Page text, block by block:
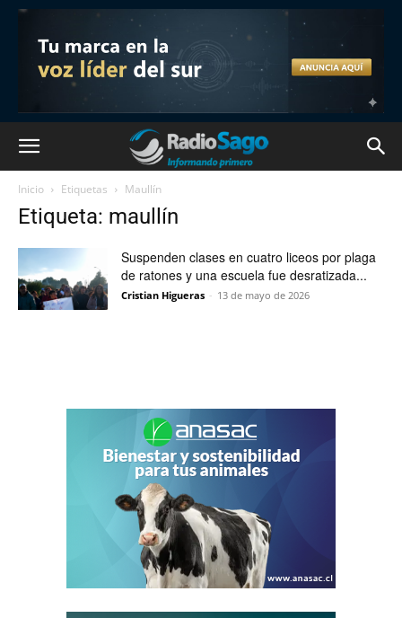
Inicio Etiquetas Maullín
Etiqueta: maullín
Suspenden clases en cuatro liceos por plaga
de ratones y una escuela fue desratizada...
Cristian Higueras - 13 de mayo de 2026